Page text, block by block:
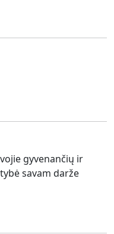
gyvenančių ir
savam darže